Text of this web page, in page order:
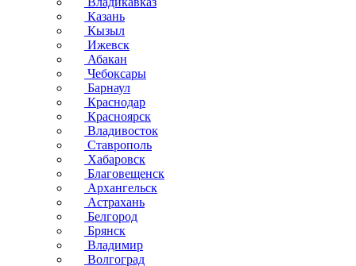
Казань
Кызыл
Ижевск
Абакан
Чебоксары
Барнаул
Краснодар
Красноярск
Владивосток
Ставрополь
Хабаровск
Благовещенск
Архангельск
Астрахань
Белгород
Брянск
Владимир
Волгоград